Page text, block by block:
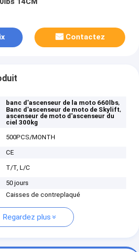
Contactez
banc d'ascenseur de la moto 660lbs,
Banc d'ascenseur de moto de Skylift,
ascenseur de moto d'ascenseur du
ciel 300kg
500PCS/MONTH
CE
T/T, L/C
50 jours
Caisses de contreplaqué
Regardez plus